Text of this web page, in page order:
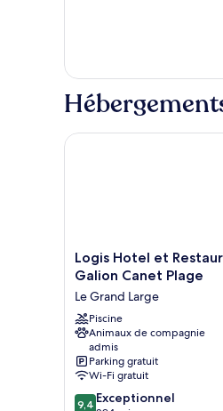
vue
mer
type
de
chambre
Chambre
Familiale,
balcon,
Logis
Hotel
Restaurant
Le
Galion
Canet
Plage
Le
Grand
Logis Hotel et
Galion Canet Plage
Le Grand Large
Piscine
Animaux de compagnie
admis
Parking gratuit
Wi-Fi gratuit
9.4
9,4 Exceptionnel
Logis Hotel et